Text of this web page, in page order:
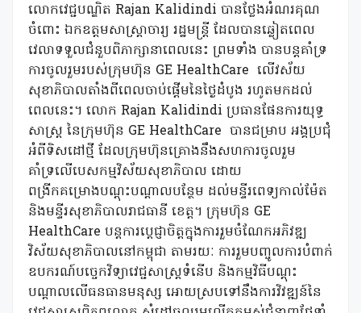
លោកវេជ្ជបណ្ឌិត Rajan Kalidindi បានថ្លែងអំណរគុណ
ចំពោះ ឯកឧត្តមសាស្ត្រាចារ្យ រដ្ឋមន្ដ្រី ដែលបានឆ្លៀតពេល
វេលាទទួលជំនួបពិភាក្សានាពេលនេះ ព្រមទាំង បានបន្តគាំទ្រ
ការចូលរួមរបស់ក្រុមហ៊ុន GE HealthCare លើវស័យ
សុខាភិបាលតាំងពីពេលចាប់ផ្តើមនៃថ្ងៃដំបូង រហូតមកដល់
ពេលនេះ។ លោក Rajan Kalidindi ប្រធានផែនការយុទ្ធ
សាស្រ្ត នៃក្រុមហ៊ុន GE HealthCare បានជម្រាប អង្គប្រជុំ
អំពីទិសដៅថ្មី ដែលក្រុមហ៊ុនគ្រោងនឹងសហការចូលរួម
គាំទ្រលើបេសកម្មវិស័យសុខាភិបាល ដោយ
ពង្រីកគម្រោងបណ្តុះបណ្តាលបន្ថែម ដល់មន្ទីរពេទ្យកាល់ម៉ែត
និងមន្ទីរសុខាភិបាលរាជធានី ខេត្ត។ ក្រុមហ៊ុន GE
HealthCare បន្តការប្តេជ្ញាចិត្តក្នុងការរួមចំណែកអភិវឌ្ឍ
វិស័យសុខាភិបាលនៅកម្ពុជា តាមរយៈ ការរួមបញ្ចូលការបំពាក់
ឧបករណ៍បច្ចេកវិទ្យាវេជ្ជសាស្ត្រទំនើប និងកម្មវិធីបណ្តុះ
បណ្តាលលើធនធានមនុស្ស អោយស្របទៅនឹងការវិវឌ្ឍន៍នៃ